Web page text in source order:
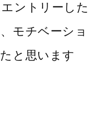
ントリーした
モチベーショ
と思います